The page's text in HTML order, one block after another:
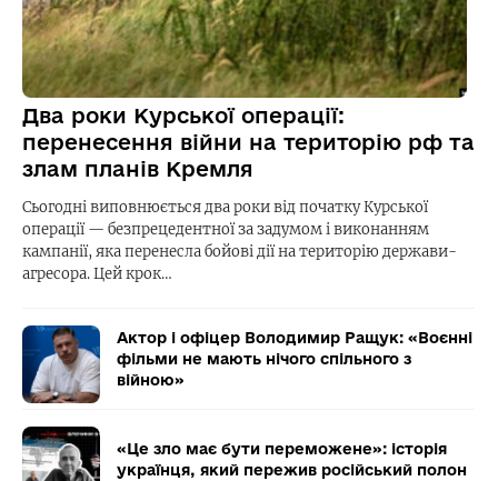
Два роки Курської операції:
перенесення війни на територію рф та
злам планів Кремля
Сьогодні виповнюється два роки від початку Курської
операції — безпрецедентної за задумом і виконанням
кампанії, яка перенесла бойові дії на територію держави-
агресора. Цей крок…
Актор і офіцер Володимир Ращук: «Воєнні
фільми не мають нічого спільного з
війною»
«Це зло має бути переможене»: історія
українця, який пережив російський полон